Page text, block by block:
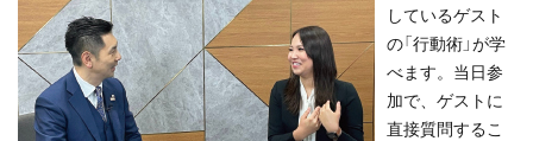
しているゲスト
の「行動術」が学
べます。当日参
加で、ゲストに
直接質問するこ